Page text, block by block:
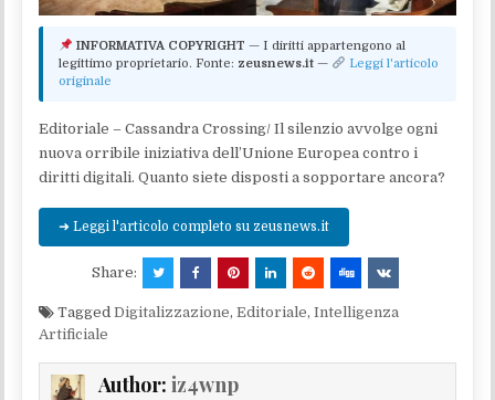
INFORMATIVA COPYRIGHT — I diritti appartengono al
legittimo proprietario. Fonte: zeusnews.it —
Leggi l'articolo
originale
Editoriale – Cassandra Crossing/ Il silenzio avvolge ogni
nuova orribile iniziativa dell’Unione Europea contro i
diritti digitali. Quanto siete disposti a sopportare ancora?
➜ Leggi l'articolo completo su zeusnews.it
Share:
TaggedDigitalizzazione,Editoriale,Intelligenza
Artificiale
Author:iz4wnp